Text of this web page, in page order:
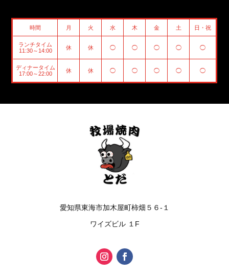
時間 月 火 水 木 金 土 日・祝
ランチタイム
11:30～14:00
休 休 ◯ ◯ ◯ ◯ ◯
ディナータイム
17:00～22:00
休 休 ◯ ◯ ◯ ◯ ◯
愛知県東海市加木屋町柿畑５６-１
ワイズビル １F